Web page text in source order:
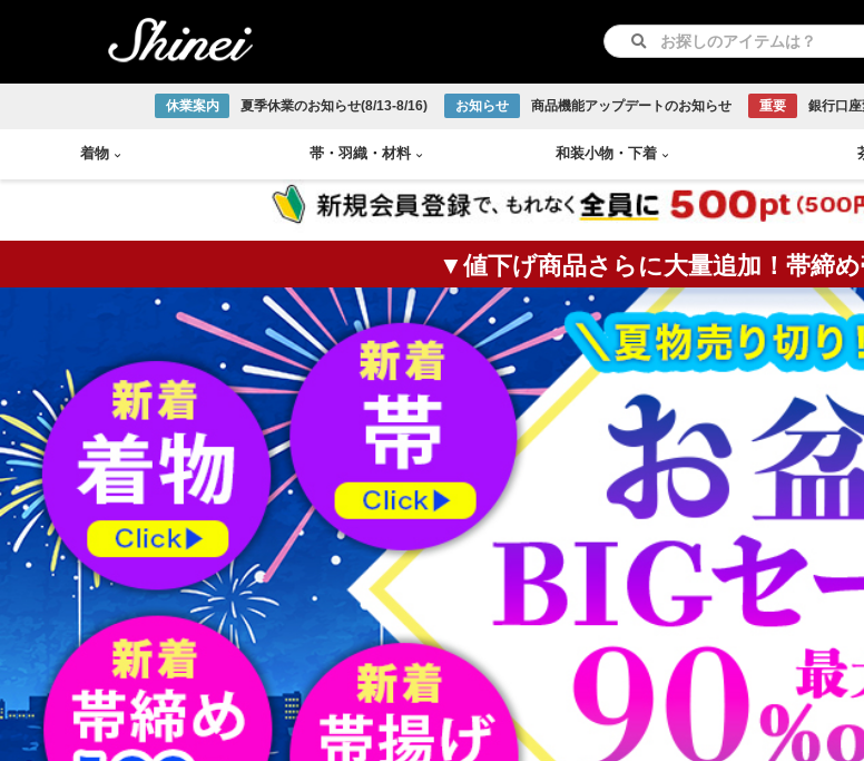
休業案内 夏季休業のお知らせ(8/13-8/16) お知らせ 商品機能アップデートのお知らせ 重要 銀行口
着物
小紋着物 紬着物
色無地着物 大正ロマン着物
浴衣
紋つき色無地 付け下げ
留袖
リサイクル振袖・打掛
帯 ・ 羽織 ・ 材料
アンティーク半幅帯 アンティーク袋帯
アンティーク名古屋帯 アンティーク丸帯
新品/リサイクル半幅帯 新品/リサイクル袋帯
新品/リサイクル名古屋帯 新品/リサイクル丸帯
男物帯
リサイクル羽織 リサイクル
リサイクル道中着 リサイクル
大正ロマン羽織
和装小物 ・ 下着
帯締め 帯揚げ
半衿 伊達締め
草履 下駄
バッグ 足袋
ショール 扇子
櫛・かんざし
アクセサリー
長襦袢 和装下着
茶碗 火入
莨盆
茶箱
花台
皆具
釜
風炉
炉釜
炉縁
棚
屏風
水指
薄茶器
茶入
杓
縁高
菓子器
建水
蓋置
炭道具
敷板
袱紗
急須 鉄瓶
茶托
掛軸 書画
中国画
天然石/パワーストーン
Baccarat
WEDGWOOD
琉球織物 宮古上布
大島紬 結城紬
本場正藍泥染 ひげ紬
節紬 80/100亀甲
綴れ 友禅(手描き／金彩)
型染 すくい織
相良刺繍 汕頭蘇州刺繍
螺鈿 京紅型
古伊万里焼 伊賀焼 古曽部焼
虫明焼 赤膚焼
京焼 九谷焼
出石焼
平戸焼
有田焼
朝日焼 楽山焼
瀬戸焼
益子焼
砥部焼
粟田焼 紀州焼
薩摩焼
赤膚山焼 鍋島焼
高取焼
尾戸焼 布志名焼
▼値下げ商品さらに大量追加！帯締